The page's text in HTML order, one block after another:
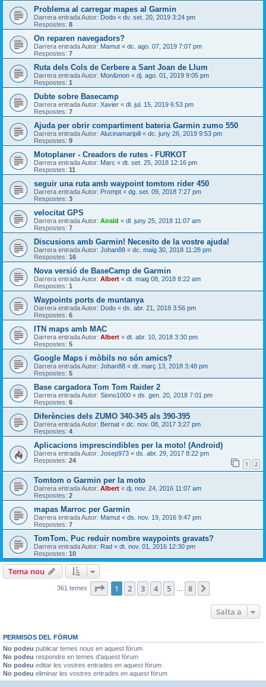
Problema al carregar mapes al Garmin
Darrera entrada Autor: Dodo « dv. set. 20, 2019 3:24 pm
Respostes: 8
On reparen navegadors?
Darrera entrada Autor: Mamut « dc. ago. 07, 2019 7:07 pm
Respostes: 7
Ruta dels Cols de Cerbere a Sant Joan de Llum
Darrera entrada Autor: Mon&mon « dj. ago. 01, 2019 9:05 pm
Respostes: 1
Dubte sobre Basecamp
Darrera entrada Autor: Xavier « dl. jul. 15, 2019 6:53 pm
Respostes: 7
Ajuda per obrir compartiment bateria Garmin zumo 550
Darrera entrada Autor: Alucinamaripili « dc. juny 26, 2019 9:53 pm
Respostes: 9
Motoplaner - Creadors de rutes - FURKOT
Darrera entrada Autor: Marc « dt. set. 25, 2018 12:16 pm
Respostes: 11
seguir una ruta amb waypoint tomtom rider 450
Darrera entrada Autor: Prompt « dg. set. 09, 2018 7:27 pm
Respostes: 3
velocitat GPS
Darrera entrada Autor: Airald « dl. juny 25, 2018 11:07 am
Respostes: 7
Discusions amb Garmin! Necesito de la vostre ajuda!
Darrera entrada Autor: Johan88 « dc. maig 30, 2018 11:28 pm
Respostes: 16
Nova versió de BaseCamp de Garmin
Darrera entrada Autor: Albert « dt. maig 08, 2018 8:22 am
Respostes: 1
Waypoints ports de muntanya
Darrera entrada Autor: Dodo « ds. abr. 21, 2018 3:56 pm
Respostes: 6
ITN maps amb MAC
Darrera entrada Autor: Albert « dt. abr. 10, 2018 3:30 pm
Respostes: 5
Google Maps i mòbils no són amics?
Darrera entrada Autor: Johan88 « dt. març 13, 2018 3:48 pm
Respostes: 5
Base cargadora Tom Tom Raider 2
Darrera entrada Autor: Siono1000 « ds. gen. 20, 2018 7:01 pm
Respostes: 6
Diferències dels ZUMO 340-345 als 390-395
Darrera entrada Autor: Bernat « dc. nov. 08, 2017 3:27 pm
Respostes: 4
Aplicacions imprescindibles per la moto! (Android)
Darrera entrada Autor: Josep973 « ds. abr. 29, 2017 8:22 pm
Respostes: 24 1 2
Tomtom o Garmin per la moto
Darrera entrada Autor: Albert « dj. nov. 24, 2016 11:07 am
Respostes: 2
mapas Marroc per Garmin
Darrera entrada Autor: Mamut « ds. nov. 19, 2016 9:47 pm
Respostes: 7
TomTom. Puc reduir nombre waypoints gravats?
Darrera entrada Autor: Rad « dt. nov. 01, 2016 12:30 pm
Respostes: 10
Tema nou
361 temes Pàgina de
1 2 3 4 5 8
Salta a
PERMISOS DEL FÒRUM
No podeu publicar temes nous en aquest fòrum
No podeu respondre en temes d’aquest fòrum
No podeu editar les vostres entrades en aquest fòrum
No podeu eliminar les vostres entrades en aquest fòrum